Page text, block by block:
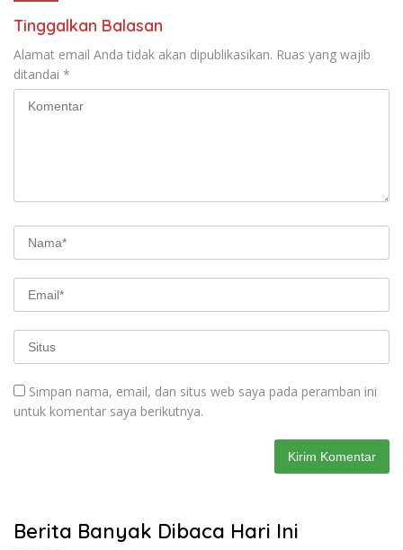
Tinggalkan Balasan
Alamat email Anda tidak akan dipublikasikan. Ruas yang wajib
ditandai *
Simpan nama, email, dan situs web saya pada peramban ini
untuk komentar saya berikutnya.
Berita Banyak Dibaca Hari Ini